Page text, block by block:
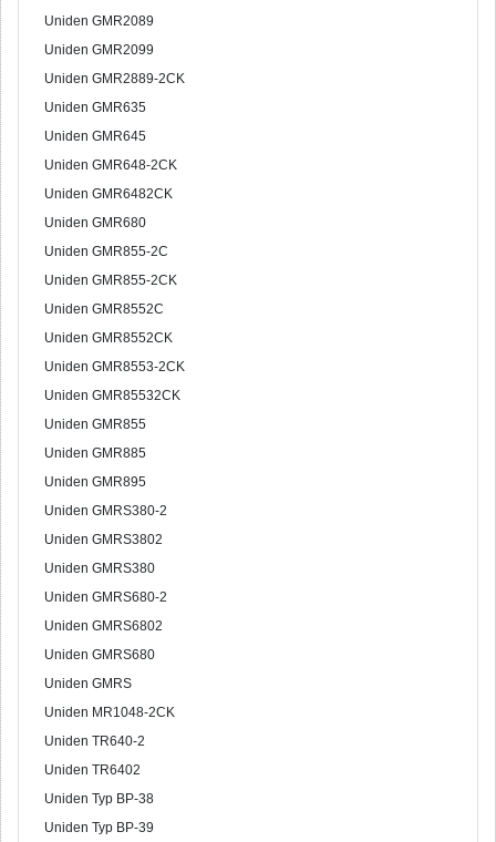
Uniden GMR2089
Uniden GMR2099
Uniden GMR2889-2CK
Uniden GMR635
Uniden GMR645
Uniden GMR648-2CK
Uniden GMR6482CK
Uniden GMR680
Uniden GMR855-2C
Uniden GMR855-2CK
Uniden GMR8552C
Uniden GMR8552CK
Uniden GMR8553-2CK
Uniden GMR85532CK
Uniden GMR855
Uniden GMR885
Uniden GMR895
Uniden GMRS380-2
Uniden GMRS3802
Uniden GMRS380
Uniden GMRS680-2
Uniden GMRS6802
Uniden GMRS680
Uniden GMRS
Uniden MR1048-2CK
Uniden TR640-2
Uniden TR6402
Uniden Typ BP-38
Uniden Typ BP-39